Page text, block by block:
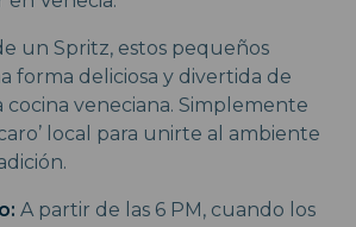
un Spritz, estos pequeños
forma deliciosa y divertida de
veneciana. Simplemente
local para unirte al ambiente
A partir de las 6 PM, cuando los